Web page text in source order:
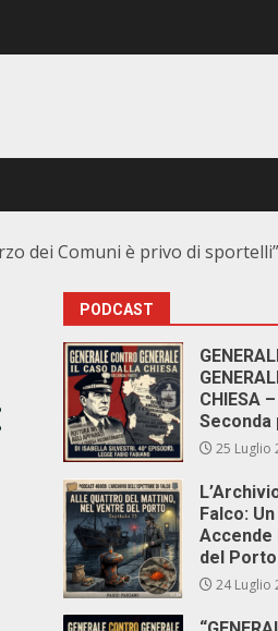
dei Comuni è privo di sportelli”
PODCAST
CHIESA
Seconda
25 Luglio
Falco:
Accende
del
24 Luglio